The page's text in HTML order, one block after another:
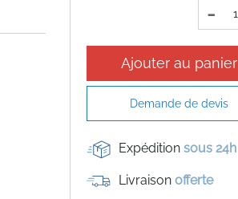
-
Ajouter au panier
Demande de devis
Expédition sous 24h
Livraison offerte